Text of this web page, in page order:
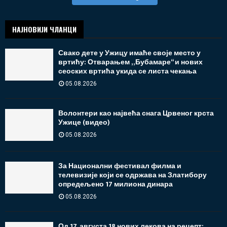
НАЈНОВИЈИ ЧЛАНЦИ
Свако дете у Ужицу имаће своје место у
вртићу: Отварањем „Бубамаре“ и нових
сеоских вртића укида се листа чекања
05.08.2026
Волонтери као највећа снага Црвеног крста
Ужице (видео)
05.08.2026
За Национални фестивал филма и
телевизије који се одржава на Златибору
опредељено 17 милиона динара
05.08.2026